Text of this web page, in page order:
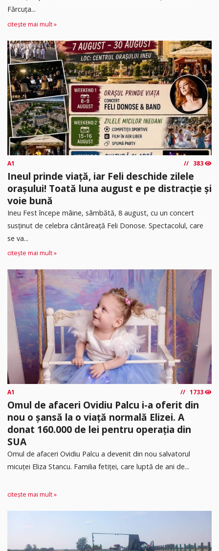
Fărcuța...
citește mai mult »
A1 383
Ineul prinde viață, iar Feli deschide zilele
orașului! Toată luna august e pe distracție și
voie bună
Ineu Fest începe mâine, sâmbătă, 8 august, cu un concert
susținut de celebra cântăreață Feli Donose. Spectacolul, care
se va...
citește mai mult »
A1 1733
Omul de afaceri Ovidiu Palcu i-a oferit din
nou o șansă la o viață normală Elizei. A
donat 160.000 de lei pentru operația din
SUA
Omul de afaceri Ovidiu Palcu a devenit din nou salvatorul
micuței Eliza Stancu. Familia fetiței, care luptă de ani de...
citește mai mult »